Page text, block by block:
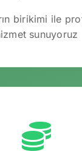
birikimi ile
sunuyoruz